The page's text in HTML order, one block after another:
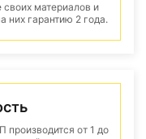
материалов и
них гарантию 2 года.
производится от 1 до